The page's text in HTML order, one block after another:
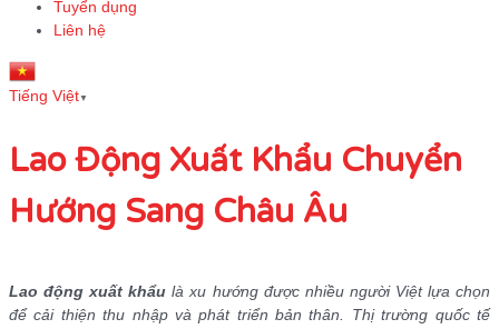
Tuyển dụng
Liên hệ
Tiếng Việt ▼
Lao Động Xuất Khẩu Chuyển
Hướng Sang Châu Âu
Lao động xuất khẩu là xu hướng được nhiều người Việt lựa chọn
để cải thiện thu nhập và phát triển bản thân. Thị trường quốc tế